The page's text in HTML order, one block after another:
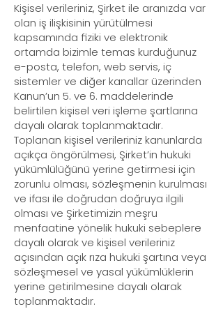
Kişisel verileriniz, Şirket ile aranızda var
olan iş ilişkisinin yürütülmesi
kapsamında fiziki ve elektronik
ortamda bizimle temas kurduğunuz
e-posta, telefon, web servis, iç
sistemler ve diğer kanallar üzerinden
Kanun’un 5. ve 6. maddelerinde
belirtilen kişisel veri işleme şartlarına
dayalı olarak toplanmaktadır.
Toplanan kişisel verileriniz kanunlarda
açıkça öngörülmesi, Şirket’in hukuki
yükümlülüğünü yerine getirmesi için
zorunlu olması, sözleşmenin kurulması
ve ifası ile doğrudan doğruya ilgili
olması ve Şirketimizin meşru
menfaatine yönelik hukuki sebeplere
dayalı olarak ve kişisel verileriniz
açısından açık rıza hukuki şartına veya
sözleşmesel ve yasal yükümlüklerin
yerine getirilmesine dayalı olarak
toplanmaktadır.